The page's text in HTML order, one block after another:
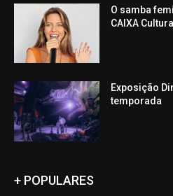
O samba
CAIXA Cultural
Exposição
temporada
+ POPULARES